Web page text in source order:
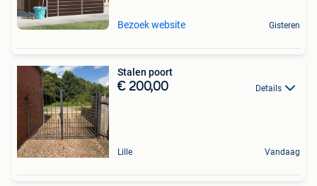
Bezoek website Gisteren
Stalen poort
€ 200,00 Details
Lille Vandaag